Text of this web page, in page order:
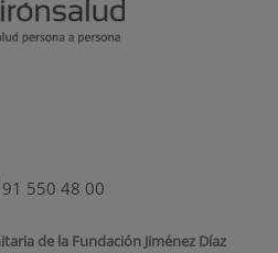
91 550 48 00
de la Fundación Jiménez Díaz